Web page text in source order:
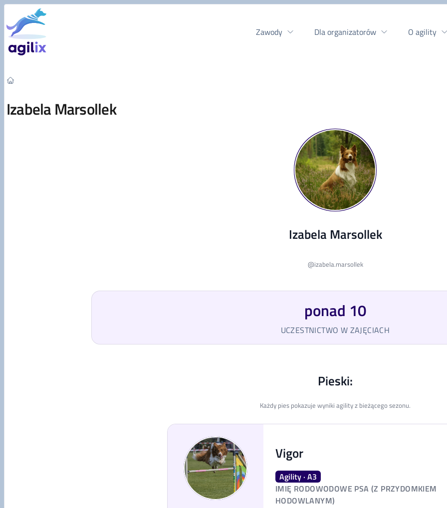
Przejdź do treści
Zawody Dla organizatorów O agility
Izabela Marsollek
Izabela Marsollek
@izabela.marsollek
ponad 10
UCZESTNICTWO W ZAJĘCIACH
Pieski:
Każdy pies pokazuje wyniki agility z bieżącego sezonu.
Vigor
Agility · A3
IMIĘ RODOWODOWE PSA (Z PRZYDOMKIEM
HODOWLANYM)